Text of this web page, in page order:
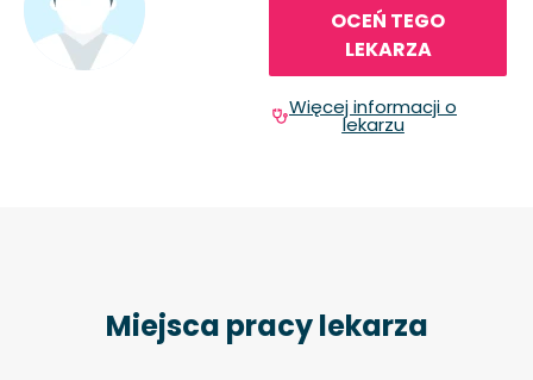
OCEŃ TEGO
LEKARZA
Więcej informacji o
lekarzu
Miejsca pracy lekarza